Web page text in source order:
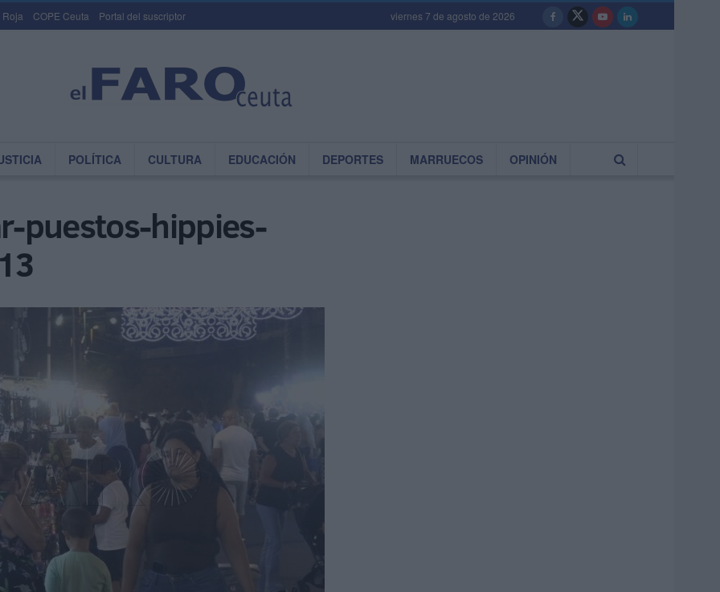
Roja COPE Ceuta Portal del suscriptor viernes 7 de agosto de 2026
POLÍTICA CULTURA EDUCACIÓN DEPORTES MARRUECOS OPINIÓN
puestos-hippies-